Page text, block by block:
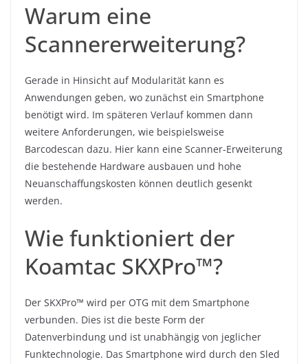
Warum eine
Scannererweiterung?
Gerade in Hinsicht auf Modularität kann es
Anwendungen geben, wo zunächst ein Smartphone
benötigt wird. Im späteren Verlauf kommen dann
weitere Anforderungen, wie beispielsweise
Barcodescan dazu. Hier kann eine Scanner-Erweiterung
die bestehende Hardware ausbauen und hohe
Neuanschaffungskosten können deutlich gesenkt
werden.
Wie funktioniert der
Koamtac SKXPro™?
Der SKXPro™ wird per OTG mit dem Smartphone
verbunden. Dies ist die beste Form der
Datenverbindung und ist unabhängig von jeglicher
Funktechnologie. Das Smartphone wird durch den Sled